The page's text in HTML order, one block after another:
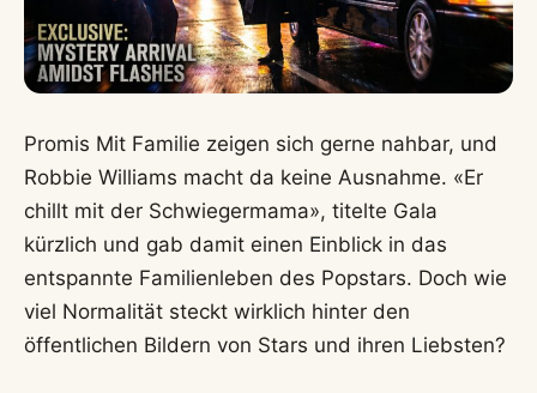
Promis Mit Familie zeigen sich gerne nahbar, und
Robbie Williams macht da keine Ausnahme. «Er
chillt mit der Schwiegermama», titelte Gala
kürzlich und gab damit einen Einblick in das
entspannte Familienleben des Popstars. Doch wie
viel Normalität steckt wirklich hinter den
öffentlichen Bildern von Stars und ihren Liebsten?